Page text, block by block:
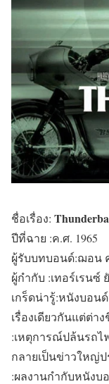
ชื่อเรื่อง:
ปีที่ฉาย :ค.ศ. 1965
ผู้รับบทบอนด์:ฌอน ค
ผู้กำกับ :เทอร์เรนซ์ ยั
เกร็ดน่ารู้:หนังบอนด์
เรื่องเดียวกันแต่ต่าง
:เหตุการณ์ปล้นรถไ
กลายเป็นข่าวใหญ่
:ผลงานกำกับหนังบ